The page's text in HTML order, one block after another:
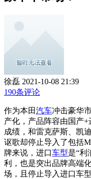
徐磊 2021-10-08 21:39
190条评论
作为本田汽车冲击豪华
产化，产品阵容由国产
成绩，和雷克萨斯、凯
讴歌却停止导入了包括
牌来说，进口车型是“利
利，也是突出品牌高端
场，且 停止导入进口车